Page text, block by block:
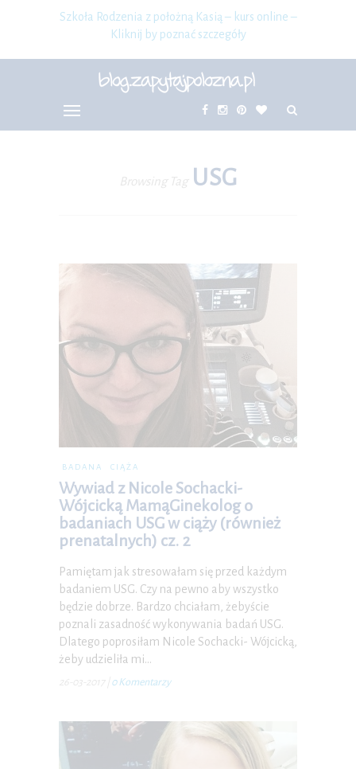
Szkoła Rodzenia z położną Kasią – kurs online –
Kliknij by poznać szczegóły
Browsing Tag USG
BADANA CIĄŻA
Wywiad z Nicole Sochacki-
Wójcicką MamąGinekolog o
badaniach USG w ciąży (również
prenatalnych) cz. 2
Pamiętam jak stresowałam się przed każdym
badaniem USG. Czy na pewno aby wszystko
będzie dobrze. Bardzo chciałam, żebyście
poznali zasadność wykonywania badań USG.
Dlatego poprosiłam Nicole Sochacki- Wójcicką,
żeby udzieliła mi…
26-03-2017 0 Komentarzy